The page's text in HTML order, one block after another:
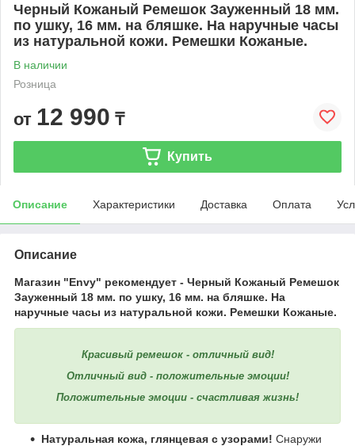
Черный Кожаный Ремешок Зауженный 18 мм.
по ушку, 16 мм. на бляшке. На наручные часы
из натуральной кожи. Ремешки Кожаные.
В наличии
Розница
от 12 990 ₸
Купить
Описание Характеристики Доставка Оплата
Описание
Магазин "Envy" рекомендует - Черный Кожаный Ремешок
Зауженный 18 мм. по ушку, 16 мм. на бляшке. На
наручные часы из натуральной кожи. Ремешки Кожаные.
Красивый ремешок - отличный вид!
Отличный вид - положительные эмоции!
Положительные эмоции - счастливая жизнь!
Натуральная кожа, глянцевая с узорами! Снаружи